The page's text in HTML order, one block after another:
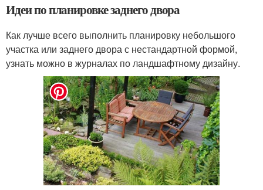
Идеи по планировке заднего двора
Как лучше всего выполнить планировку небольшого
участка или заднего двора с нестандартной формой,
узнать можно в журналах по ландшафтному дизайну.